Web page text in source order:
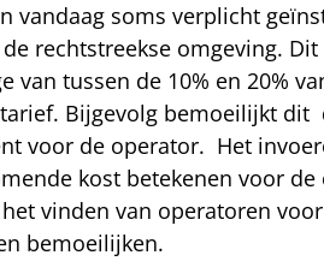
vandaag soms verplicht
de rechtstreekse omgeving.
van tussen de 10% en 20%
Bijgevolg bemoeilijkt dit
voor de operator. Het
kost betekenen voor de
vinden van operatoren
bemoeilijken.